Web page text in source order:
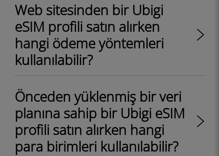
Web sitesinden bir Ubigi
eSIM profili satın alırken
hangi ödeme yöntemleri
kullanılabilir?
Önceden yüklenmiş bir veri
planına sahip bir Ubigi eSIM
profili satın alırken hangi
para birimleri kullanılabilir?